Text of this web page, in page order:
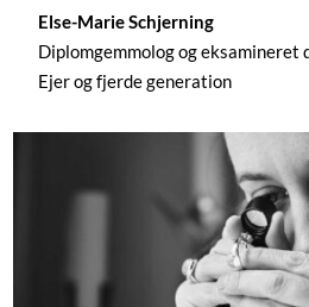
Else-Marie Schjerning
Diplomgemmolog og eksamineret
Ejer og fjerde generation